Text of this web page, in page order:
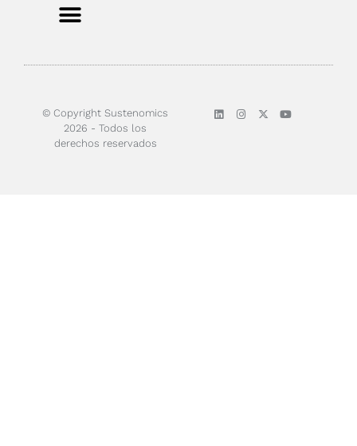
© Copyright Sustenomics
2026 - Todos los
derechos reservados